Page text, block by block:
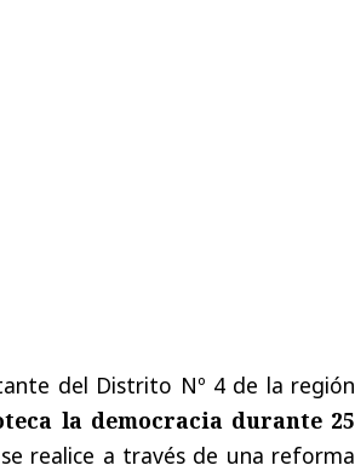
del Distrito Nº 4 de la región
la democracia durante 25
realice a través de una reforma